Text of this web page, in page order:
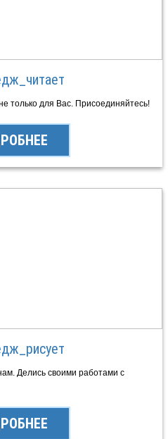
только для Вас. Присоединяйтесь!
Делись своими работами c